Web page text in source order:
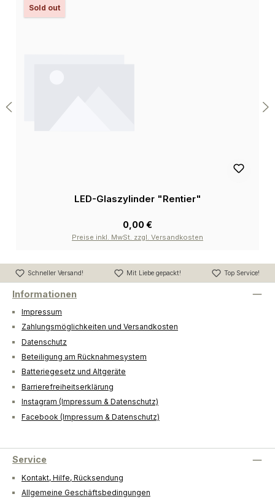
Sold out
LED-Glaszylinder "Rentier"
0,00 €
Preise inkl. MwSt. zzgl. Versandkosten
Schneller Versand! Mit Liebe gepackt! Top Service!
Informationen
Impressum
Zahlungsmöglichkeiten und Versandkosten
Datenschutz
Beteiligung am Rücknahmesystem
Batteriegesetz und Altgeräte
Barrierefreiheitserklärung
Instagram (Impressum & Datenschutz)
Facebook (Impressum & Datenschutz)
Service
Kontakt, Hilfe, Rücksendung
Allgemeine Geschäftsbedingungen